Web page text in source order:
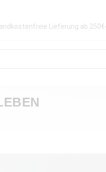
Lieferung ab 250€